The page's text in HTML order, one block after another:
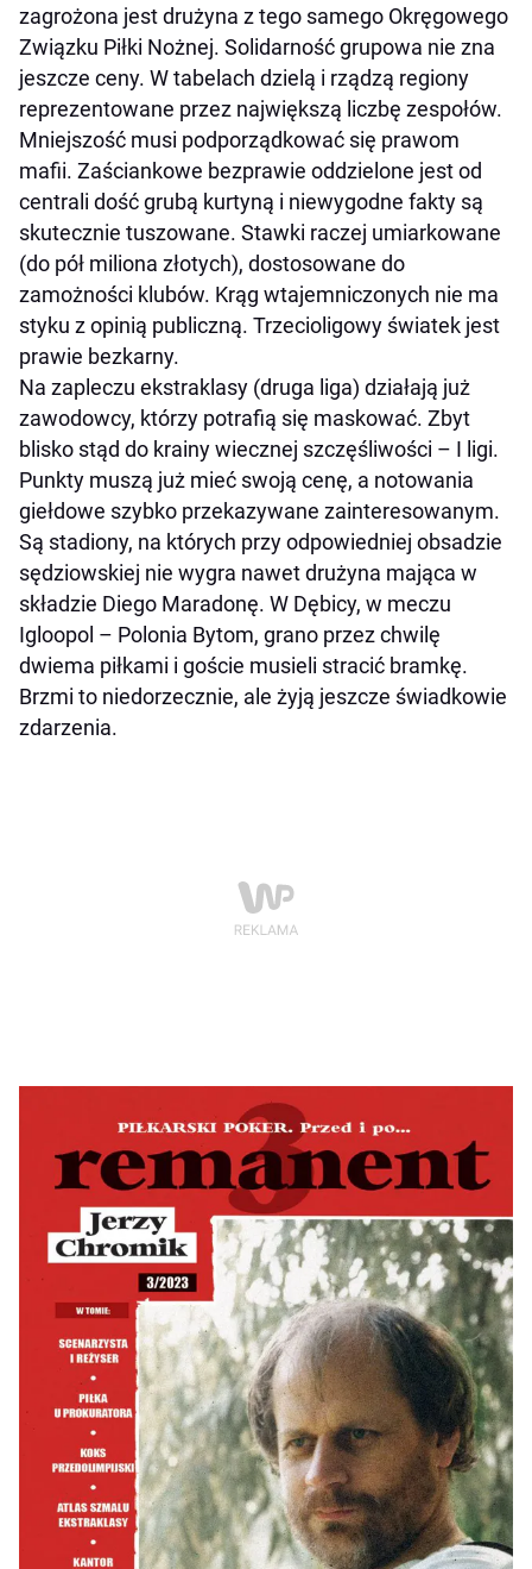
zagrożona jest drużyna z tego samego Okręgowego
Związku Piłki Nożnej. Solidarność grupowa nie zna
jeszcze ceny. W tabelach dzielą i rządzą regiony
reprezentowane przez największą liczbę zespołów.
Mniejszość musi podporządkować się prawom
mafii. Zaściankowe bezprawie oddzielone jest od
centrali dość grubą kurtyną i niewygodne fakty są
skutecznie tuszowane. Stawki raczej umiarkowane
(do pół miliona złotych), dostosowane do
zamożności klubów. Krąg wtajemniczonych nie ma
styku z opinią publiczną. Trzecioligowy światek jest
prawie bezkarny.
Na zapleczu ekstraklasy (druga liga) działają już
zawodowcy, którzy potrafią się maskować. Zbyt
blisko stąd do krainy wiecznej szczęśliwości – I ligi.
Punkty muszą już mieć swoją cenę, a notowania
giełdowe szybko przekazywane zainteresowanym.
Są stadiony, na których przy odpowiedniej obsadzie
sędziowskiej nie wygra nawet drużyna mająca w
składzie Diego Maradonę. W Dębicy, w meczu
Igloopol – Polonia Bytom, grano przez chwilę
dwiema piłkami i goście musieli stracić bramkę.
Brzmi to niedorzecznie, ale żyją jeszcze świadkowie
zdarzenia.